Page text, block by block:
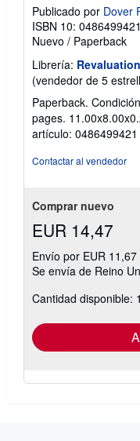
Publicado por Dover
ISBN 10: 0486499421
Nuevo / Paperback
Librería:
(vendedor de 5
Paperback.
pages.
artículo: 0486499421
Contactar al vendedor
Comprar nuevo
EUR 14,47
Envío por EUR 11,67
Se envía de Reino
Cantidad disponible: